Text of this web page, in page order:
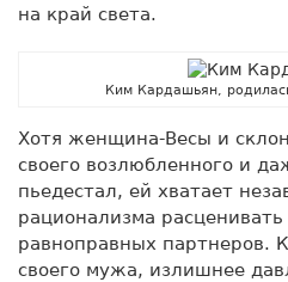
на край света.
Ким Кардашьян,
Хотя женщина-Весы и
своего возлюбленного и
пьедестал, ей хватает
рационализма
равноправных партнеров.
своего мужа, излишнее